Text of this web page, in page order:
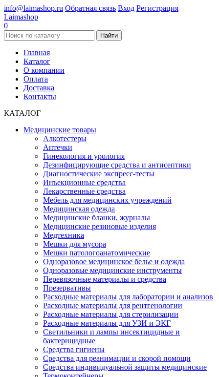
info@laimashop.ru Обратная связь Вход Регистрация
Laimashop
0
Найти
Главная
Каталог
О компании
Оплата
Доставка
Контакты
КАТАЛОГ
Медицинские товары
Алкотестеры
Аптечки
Гинекология и урология
Дезинфицирующие средства и антисептики
Диагностические экспресс-тесты
Инъекционные средства
Лекарственные средства
Мебель для медицинских учреждений
Медицинская одежда
Медицинские бланки, журналы
Медицинские резиновые изделия
Медтехника
Мешки для мусора
Мешки патологоанатомические
Одноразовое медицинское белье и одежда
Одноразовые медицинские инструменты
Перевязочные материалы и средства
Презервативы
Расходные материалы для лаборатории и анализов
Расходные материалы для рентгенологии
Расходные материалы для стерилизации
Расходные материалы для УЗИ и ЭКГ
Светильники и лампы инсектицидные и
бактерицидные
Средства гигиены
Средства для реанимации и скорой помощи
Средства индивидуальной защиты медицинские